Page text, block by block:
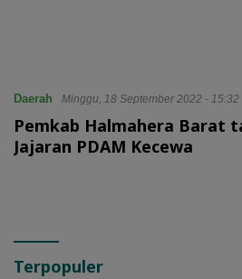
Daerah Minggu, 18 September 2022 - 15:32
Pemkab Halmahera Barat
Jajaran PDAM Kecewa
Terpopuler